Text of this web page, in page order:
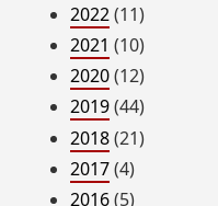
2022(11)
2021 (10)
2020(12)
2019(44)
2018(21)
2017(4)
2016(5)